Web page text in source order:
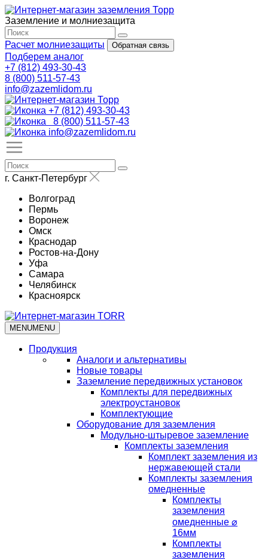
Заземление и молниезащита
Расчет молниезащиты Обратная связь
Подберем аналог
+7 (812) 493-30-43
8 (800) 511-57-43
info@zazemlidom.ru
+7 (812) 493-30-43
8 (800) 511-57-43
info@zazemlidom.ru
г. Санкт-Петербург
Волгоград
Пермь
Воронеж
Омск
Краснодар
Ростов-на-Дону
Уфа
Самара
Челябинск
Красноярск
MENUMENU
Продукция
Аналоги и альтернативы
Новые товары
Заземление передвижных установок
Комплекты для передвижных
электроустановок
Комплектующие
Оборудование для заземления
Модульно-штыревое заземление
Комплекты заземления
Комплект заземления из
нержавеющей стали
Комплекты заземления
омедненные
Комплекты
заземления
омедненные ⌀
16мм
Комплекты
заземления